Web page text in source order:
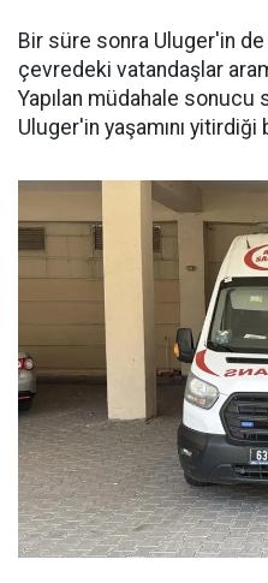
Bir süre sonra Uluger'in
çevredeki vatandaşlar
Yapılan müdahale sonucu
Uluger'in yaşamını yitirdiği